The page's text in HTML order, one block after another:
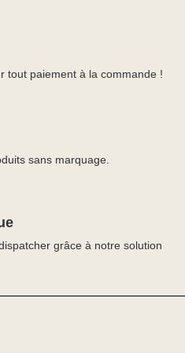
tout paiement à la commande !
sans marquage.
grâce à notre solution